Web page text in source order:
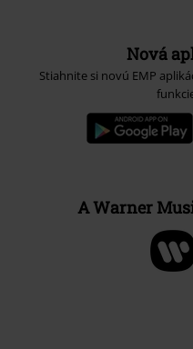
Nová
Stiahnite si novú EMP
A Warner